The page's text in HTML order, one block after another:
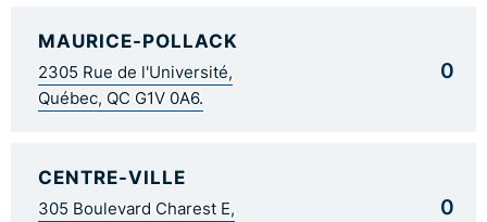
MAURICE-POLLACK
2305 Rue de l'Université,
Québec, QC G1V 0A6.
0
CENTRE-VILLE
305 Boulevard Charest E,
0